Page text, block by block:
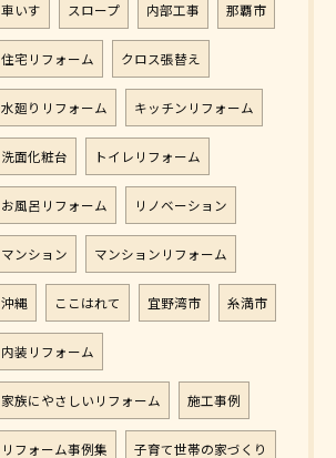
車いす スロープ 内部工事 那覇市
住宅リフォーム クロス張替え
水廻りリフォーム キッチンリフォーム
洗面化粧台 トイレリフォーム
お風呂リフォーム リノベーション
マンション マンションリフォーム
沖縄 ここはれて 宜野湾市 糸満市
内装リフォーム
家族にやさしいリフォーム 施工事例
リフォーム事例集 子育て世帯の家づくり